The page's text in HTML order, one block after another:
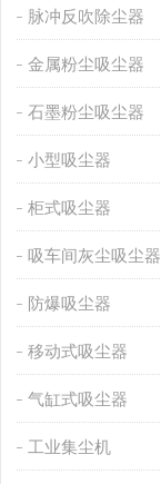
脉冲反吹除尘器
金属粉尘吸尘器
石墨粉尘吸尘器
小型吸尘器
柜式吸尘器
吸车间灰尘吸尘器
防爆吸尘器
移动式吸尘器
气缸式吸尘器
工业集尘机